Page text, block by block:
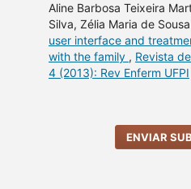
Aline Barbosa Teixeira
Silva, Zélia Maria de
user interface and
with the family , Revista
4 (2013): Rev Enferm UFPI
ENVIAR